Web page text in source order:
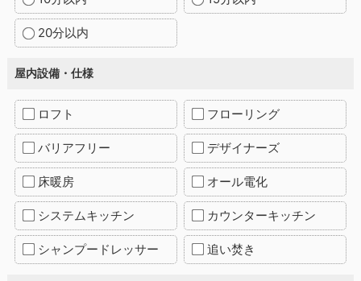
20分以内
屋内設備・仕様
ロフト フローリング
バリアフリー デザイナーズ
床暖房 オール電化
システムキッチン カウンターキッチン
シャンプードレッサー 追い焚き